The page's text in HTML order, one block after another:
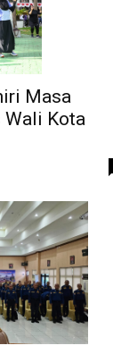
Masa
Wali Kota